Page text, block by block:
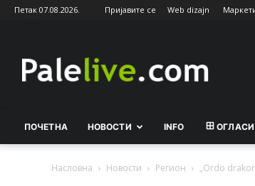
Петак 07.08.2026. Пријавите се Web dizajn
ПОЧЕТНА НОВОСТИ INFO ОГЛАСИ
Насловна Новости Рeгион „Ordo